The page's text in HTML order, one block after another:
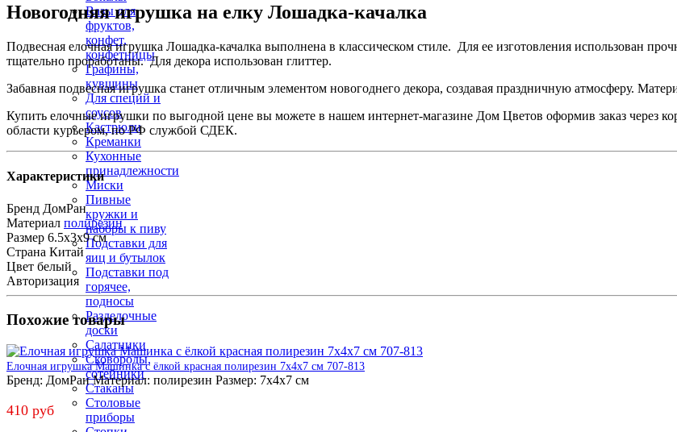
Вазы для
фруктов,
конфет,
конфетницы
Графины,
кувшины
Для специй и
соусов
Кастрюли
Креманки
Кухонные
принадлежности
Миски
Пивные
кружки и
наборы к пиву
Подставки для
яиц и бутылок
Подставки под
горячее,
подносы
Разделочные
доски
Салатники
Сковороды,
сотейники
Стаканы
Столовые
приборы
Новогодняя игрушка на елку Лошадка-качалка
Подвесная елочная игрушка Лошадка-качалка выполнена в классическом стиле. Для ее изготовления использован
тщательно проработаны. Для декора использован глиттер.
Забавная подвесная игрушка станет отличным элементом новогоднего декора, создавая праздничную атмосферу.
Купить елочные игрушки по выгодной цене вы можете в нашем интернет-магазине Дом Цветов оформив заказ через
области курьером, по РФ службой СДЕК.
Характеристики
Бренд ДомРан
Материал полирезин
Размер 6.5х3х9 см
Страна Китай
Цвет белый
Авторизация
Похожие товары
Елочная игрушка Машинка с ёлкой красная полирезин 7х4х7 см 707-813
Бренд: ДомРан Материал: полирезин Размер: 7х4х7 см
410 руб